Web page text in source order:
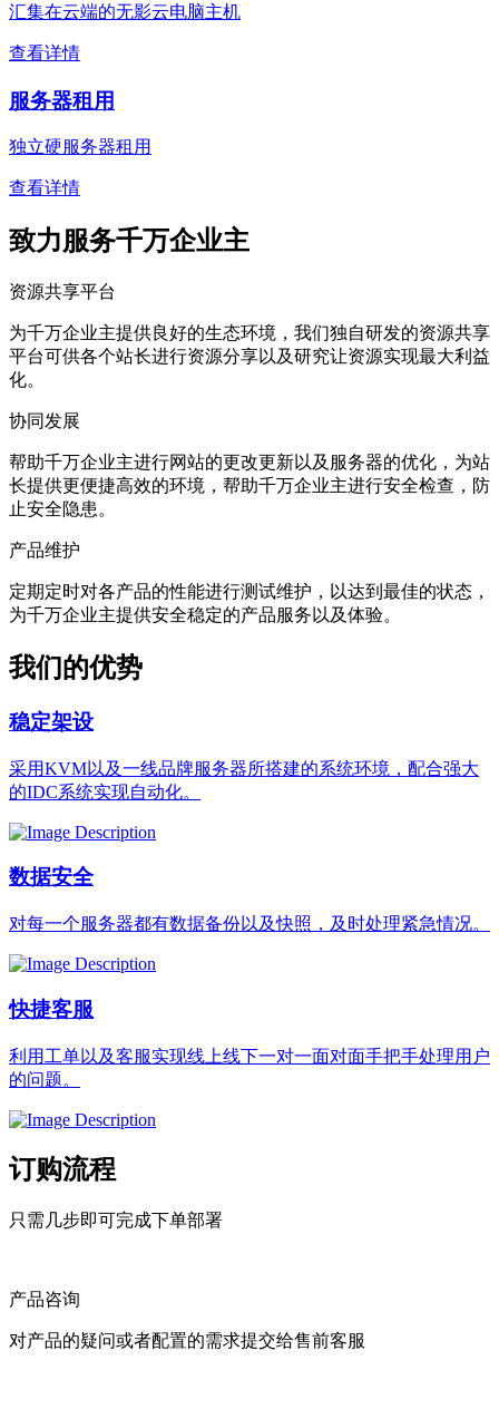
汇集在云端的无影云电脑主机
查看详情
服务器租用
独立硬服务器租用
查看详情
致力服务千万企业主
资源共享平台
为千万企业主提供良好的生态环境，我们独自研发的资源共享
平台可供各个站长进行资源分享以及研究让资源实现最大利益
化。
协同发展
帮助千万企业主进行网站的更改更新以及服务器的优化，为站
长提供更便捷高效的环境，帮助千万企业主进行安全检查，防
止安全隐患。
产品维护
定期定时对各产品的性能进行测试维护，以达到最佳的状态，
为千万企业主提供安全稳定的产品服务以及体验。
我们的优势
稳定架设
采用KVM以及一线品牌服务器所搭建的系统环境，配合强大
的IDC系统实现自动化。
数据安全
对每一个服务器都有数据备份以及快照，及时处理紧急情况。
快捷客服
利用工单以及客服实现线上线下一对一面对面手把手处理用户
的问题。
订购流程
只需几步即可完成下单部署
产品咨询
对产品的疑问或者配置的需求提交给售前客服